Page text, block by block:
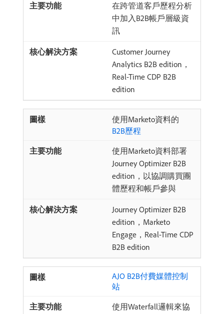
在跨管道客戶歷程分析
中加入B2B帳戶層級資
訊
Customer Journey
Analytics B2B edition，
Real-Time CDP B2B
edition
使用Marketo資料的
B2B歷程
使用Marketo資料部署
Journey Optimizer B2B
edition，以協調購買團
體歷程和帳戶參與
Journey Optimizer B2B
edition，Marketo
Engage，Real-Time CDP
B2B edition
AJO B2B付費媒體控制
站
使用Waterfall邏輯來協